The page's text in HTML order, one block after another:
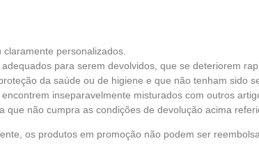
personalizados.
para serem devolvidos, que se deteriorem
da saúde ou de higiene e que não tenham sido
inseparavelmente misturados com outros
não cumpra as condições de devolução acima
os produtos em promoção não podem ser